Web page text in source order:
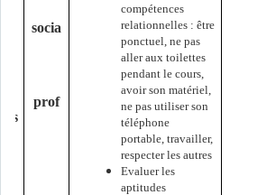
socia
prof
compétences
relationnelles : être
ponctuel, ne pas
aller aux toilettes
pendant le cours,
avoir son matériel,
ne pas utiliser son
téléphone
portable, travailler,
respecter les autres
Evaluer les
aptitudes